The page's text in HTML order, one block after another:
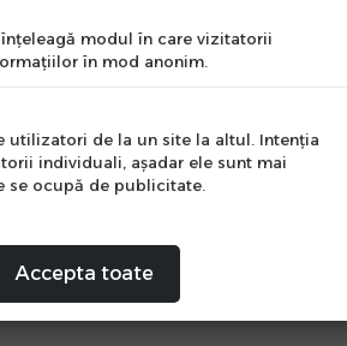
modul în care vizitatorii
în mod anonim.
de la un site la altul. Intenţia
individuali, aşadar ele sunt mai
se ocupă de publicitate.
Accepta toate